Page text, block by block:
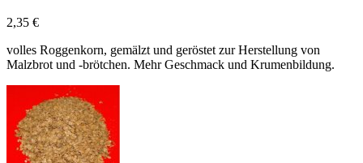
2,35 €
volles Roggenkorn, gemälzt und geröstet zur Herstellung von
Malzbrot und -brötchen. Mehr Geschmack und Krumenbildung.